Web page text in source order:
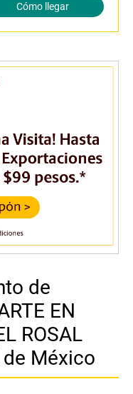
Cómo llegar
de
EN
ROSAL
de México